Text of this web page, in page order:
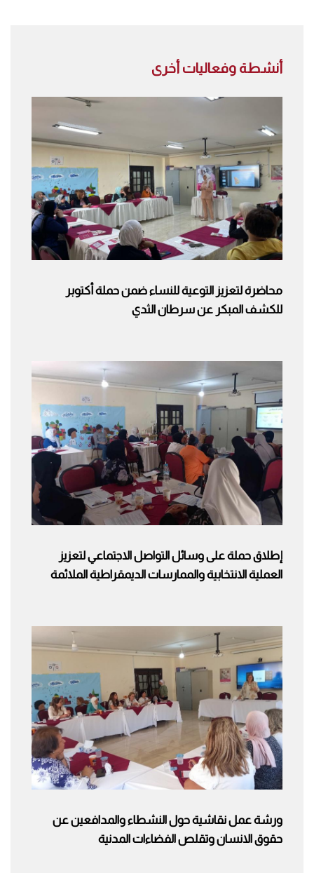
أنشطة وفعاليات أخرى
محاضرة لتعزيز التوعية للنساء ضمن حملة أكتوبر
للكشف المبكر عن سرطان الثدي
إطلاق حملة على وسائل التواصل الاجتماعي لتعزيز
العملية الانتخابية والممارسات الديمقراطية الملائمة
ورشة عمل نقاشية حول النشطاء والمدافعين عن
حقوق الانسان وتقلص الفضاءات المدنية